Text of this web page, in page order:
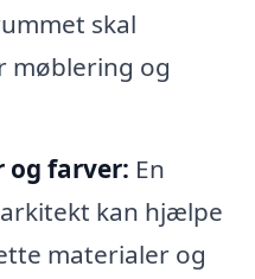
skal
møblering og
og farver: En
kan hjælpe
materialer og